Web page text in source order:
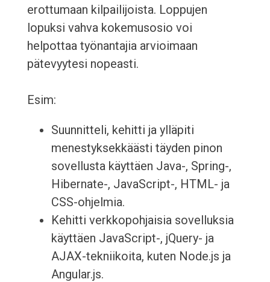
erottumaan kilpailijoista. Loppujen
lopuksi vahva kokemusosio voi
helpottaa työnantajia arvioimaan
pätevyytesi nopeasti.
Esim:
Suunnitteli, kehitti ja ylläpiti
menestyksekkäästi täyden pinon
sovellusta käyttäen Java-, Spring-,
Hibernate-, JavaScript-, HTML- ja
CSS-ohjelmia.
Kehitti verkkopohjaisia sovelluksia
käyttäen JavaScript-, jQuery- ja
AJAX-tekniikoita, kuten Node.js ja
Angular.js.